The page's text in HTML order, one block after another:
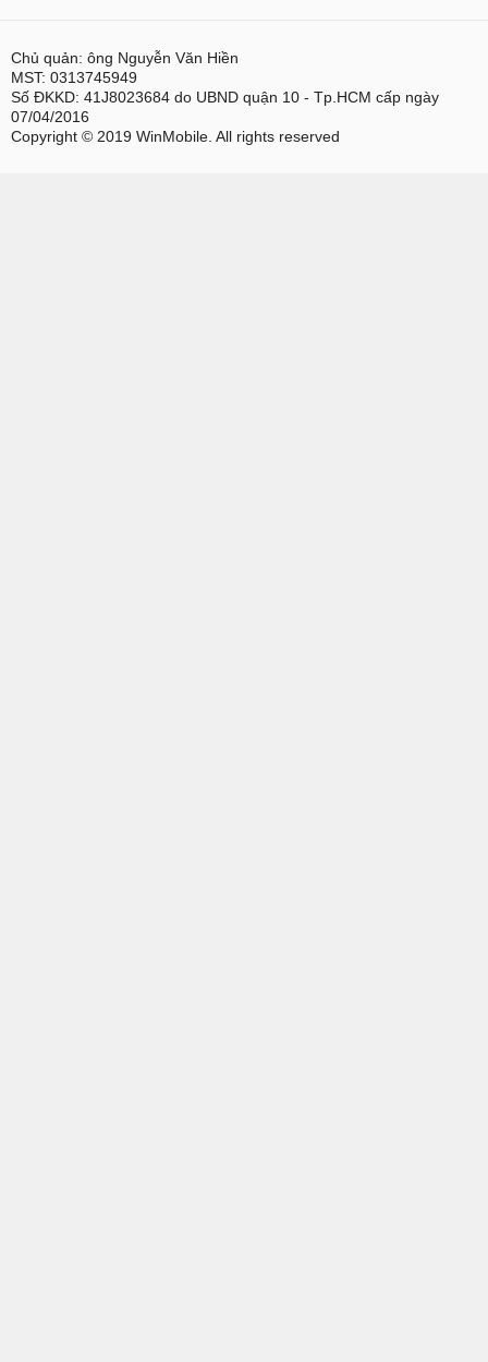
Chủ quản: ông Nguyễn Văn Hiền
MST: 0313745949
Số ĐKKD: 41J8023684 do UBND quận 10 - Tp.HCM cấp ngày
07/04/2016
Copyright © 2019 WinMobile. All rights reserved